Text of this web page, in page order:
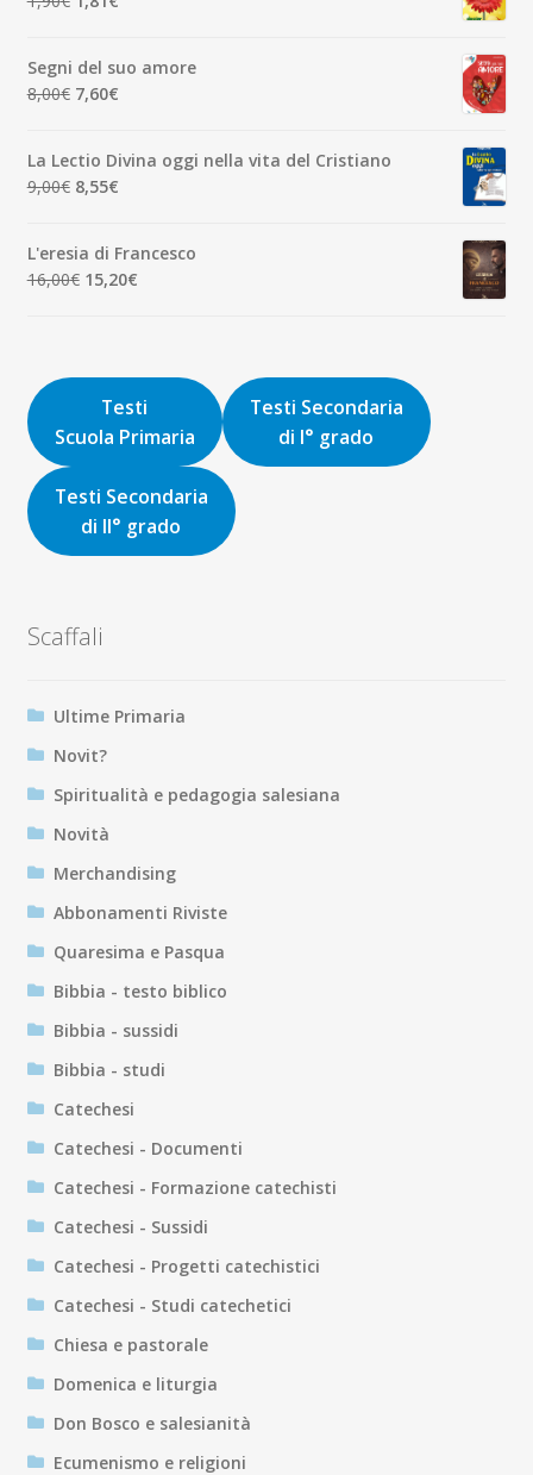
7,00€.6,65€.
era:
1,90€.
è:
1,81€.
Segni del suo amore
8,00€ Il
era:
8,00€.
7,60€Il
è:
7,60€.
La Lectio Divina oggi nella vita del Cristiano
9,00€ Il
era:
9,00€.
8,55€Il
è:
8,55€.
L'eresia di Francesco
16,00€ Il
16,00€.
15,20€Il
15,20€.
Testi
Scuola Primaria
Testi Secondaria
di I° grado
Testi Secondaria
di II° grado
Scaffali
Ultime Primaria
Novit?
Spiritualità e pedagogia salesiana
Novità
Merchandising
Abbonamenti Riviste
Quaresima e Pasqua
Bibbia - testo biblico
Bibbia - sussidi
Bibbia - studi
Catechesi
Catechesi - Documenti
Catechesi - Formazione catechisti
Catechesi - Sussidi
Catechesi - Progetti catechistici
Catechesi - Studi catechetici
Chiesa e pastorale
Domenica e liturgia
Don Bosco e salesianità
Ecumenismo e religioni